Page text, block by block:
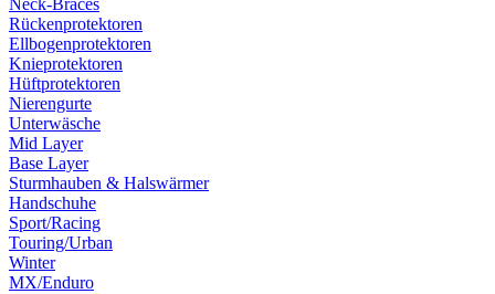
Neck-Braces
Rückenprotektoren
Ellbogenprotektoren
Knieprotektoren
Hüftprotektoren
Nierengurte
Unterwäsche
Mid Layer
Base Layer
Sturmhauben & Halswärmer
Handschuhe
Sport/Racing
Touring/Urban
Winter
MX/Enduro